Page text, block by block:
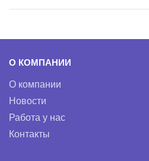
О КОМПАНИИ
О компании
Новости
Работа у нас
Контакты